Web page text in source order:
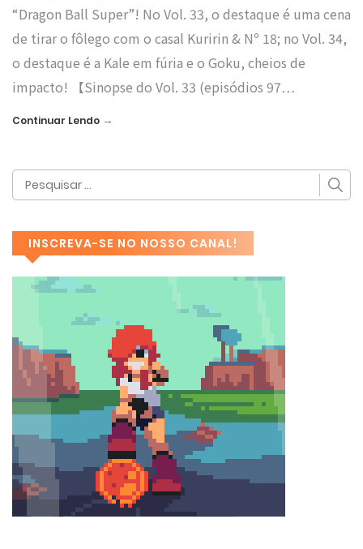
“Dragon Ball Super”! No Vol. 33, o destaque é uma cena
de tirar o fôlego com o casal Kuririn & Nº 18; no Vol. 34,
o destaque é a Kale em fúria e o Goku, cheios de
impacto! 【Sinopse do Vol. 33 (episódios 97…
Continuar Lendo →
INSCREVA-SE NO NOSSO CANAL!